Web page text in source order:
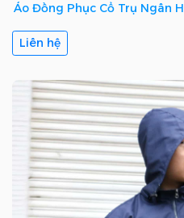
Áo Đồng Phục Cổ Trụ Ngân
Liên hệ